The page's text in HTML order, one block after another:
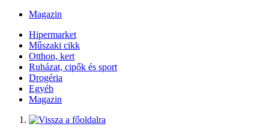
Magazin
Hipermarket
Műszaki cikk
Otthon, kert
Ruházat, cipők és sport
Drogéria
Egyéb
Magazin